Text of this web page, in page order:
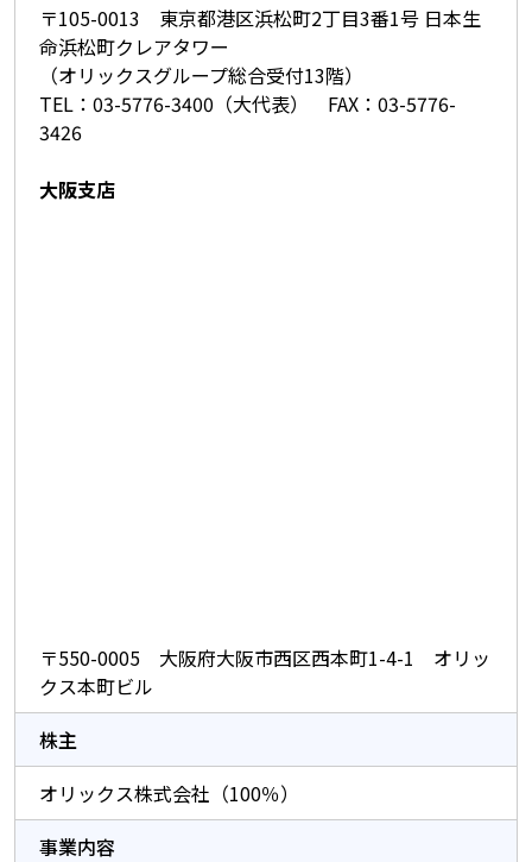
〒105-0013 東京都港区浜松町2丁目3番1号 日本生
命浜松町クレアタワー
（オリックスグループ総合受付13階）
TEL：03-5776-3400（大代表） FAX：03-5776-
3426
大阪支店
〒550-0005 大阪府大阪市西区西本町1-4-1 オリッ
クス本町ビル
株主
オリックス株式会社（100％）
事業内容